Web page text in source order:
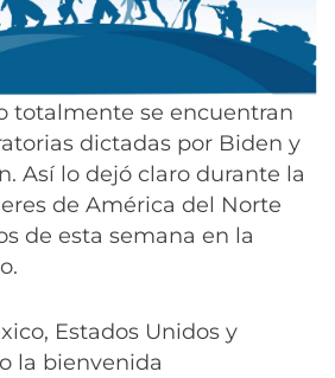
totalmente se encuentran
dictadas por Biden y
Así lo dejó claro durante la
de América del Norte
de esta semana en la
Estados Unidos y
la bienvenida